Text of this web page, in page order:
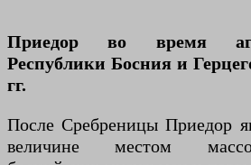
Приедор во время
Республики Босния и
гг.
После Сребреницы Приедор
величине местом